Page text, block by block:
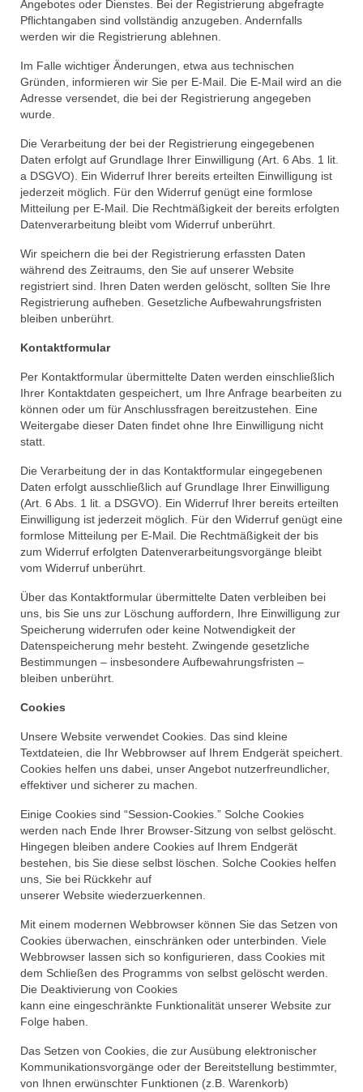
Angebotes oder Dienstes. Bei der Registrierung abgefragte
Pflichtangaben sind vollständig anzugeben. Andernfalls
werden wir die Registrierung ablehnen.
Im Falle wichtiger Änderungen, etwa aus technischen
Gründen, informieren wir Sie per E-Mail. Die E-Mail wird an die
Adresse versendet, die bei der Registrierung angegeben
wurde.
Die Verarbeitung der bei der Registrierung eingegebenen
Daten erfolgt auf Grundlage Ihrer Einwilligung (Art. 6 Abs. 1 lit.
a DSGVO). Ein Widerruf Ihrer bereits erteilten Einwilligung ist
jederzeit möglich. Für den Widerruf genügt eine formlose
Mitteilung per E-Mail. Die Rechtmäßigkeit der bereits erfolgten
Datenverarbeitung bleibt vom Widerruf unberührt.
Wir speichern die bei der Registrierung erfassten Daten
während des Zeitraums, den Sie auf unserer Website
registriert sind. Ihren Daten werden gelöscht, sollten Sie Ihre
Registrierung aufheben. Gesetzliche Aufbewahrungsfristen
bleiben unberührt.
Kontaktformular
Per Kontaktformular übermittelte Daten werden einschließlich
Ihrer Kontaktdaten gespeichert, um Ihre Anfrage bearbeiten zu
können oder um für Anschlussfragen bereitzustehen. Eine
Weitergabe dieser Daten findet ohne Ihre Einwilligung nicht
statt.
Die Verarbeitung der in das Kontaktformular eingegebenen
Daten erfolgt ausschließlich auf Grundlage Ihrer Einwilligung
(Art. 6 Abs. 1 lit. a DSGVO). Ein Widerruf Ihrer bereits erteilten
Einwilligung ist jederzeit möglich. Für den Widerruf genügt eine
formlose Mitteilung per E-Mail. Die Rechtmäßigkeit der bis
zum Widerruf erfolgten Datenverarbeitungsvorgänge bleibt
vom Widerruf unberührt.
Über das Kontaktformular übermittelte Daten verbleiben bei
uns, bis Sie uns zur Löschung auffordern, Ihre Einwilligung zur
Speicherung widerrufen oder keine Notwendigkeit der
Datenspeicherung mehr besteht. Zwingende gesetzliche
Bestimmungen – insbesondere Aufbewahrungsfristen –
bleiben unberührt.
Cookies
Unsere Website verwendet Cookies. Das sind kleine
Textdateien, die Ihr Webbrowser auf Ihrem Endgerät speichert.
Cookies helfen uns dabei, unser Angebot nutzerfreundlicher,
effektiver und sicherer zu machen.
Einige Cookies sind “Session-Cookies.” Solche Cookies
werden nach Ende Ihrer Browser-Sitzung von selbst gelöscht.
Hingegen bleiben andere Cookies auf Ihrem Endgerät
bestehen, bis Sie diese selbst löschen. Solche Cookies helfen
uns, Sie bei Rückkehr auf
unserer Website wiederzuerkennen.
Mit einem modernen Webbrowser können Sie das Setzen von
Cookies überwachen, einschränken oder unterbinden. Viele
Webbrowser lassen sich so konfigurieren, dass Cookies mit
dem Schließen des Programms von selbst gelöscht werden.
Die Deaktivierung von Cookies
kann eine eingeschränkte Funktionalität unserer Website zur
Folge haben.
Das Setzen von Cookies, die zur Ausübung elektronischer
Kommunikationsvorgänge oder der Bereitstellung bestimmter,
von Ihnen erwünschter Funktionen (z.B. Warenkorb)